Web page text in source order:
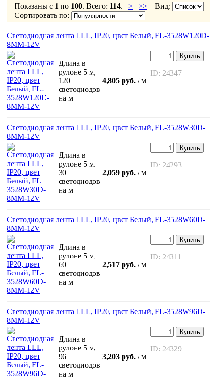
Показаны с 1 по 100. Всего: 114. > >> Вид:
Сортировать по:
Светодиодная лента LLL, IP20, цвет Белый, FL-3528W120D-
8MM-12V
Длина в
рулоне 5 м,
120
светодиодов
на м
4,805 руб. / м
Купить
ID: 24347
Светодиодная лента LLL, IP20, цвет Белый, FL-3528W30D-
8MM-12V
Длина в
рулоне 5 м,
30
светодиодов
на м
2,059 руб. / м
Купить
ID: 24293
Светодиодная лента LLL, IP20, цвет Белый, FL-3528W60D-
8MM-12V
Длина в
рулоне 5 м,
60
светодиодов
на м
2,517 руб. / м
Купить
ID: 24311
Светодиодная лента LLL, IP20, цвет Белый, FL-3528W96D-
8MM-12V
Длина в
рулоне 5 м,
96
светодиодов
на м
3,203 руб. / м
Купить
ID: 24329